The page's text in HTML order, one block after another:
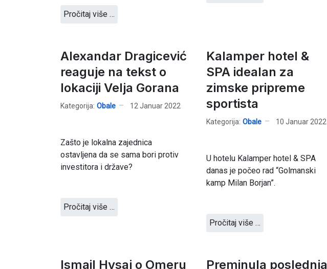
Pročitaj više …
Alexandar Dragicević
reaguje na tekst o
lokaciji Velja Gorana
Kategorija: Obale 12 Januar 2022
Zašto je lokalna zajednica
ostavljena da se sama bori protiv
investitora i države?
Pročitaj više …
Kalamper hotel &
SPA idealan za
zimske pripreme
sportista
Kategorija: Obale 10 Januar 2022
U hotelu Kalamper hotel & SPA
danas je počeo rad “Golmanski
kamp Milan Borjan”.
Pročitaj više …
Ismail Hysaj o Omeru
Preminula poslednja